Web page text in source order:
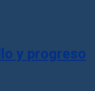
y progreso